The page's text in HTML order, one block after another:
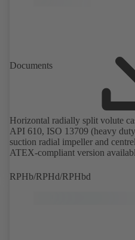
Documents
Horizontal radially split volute
API 610, ISO 13709 (heavy
suction radial impeller and
ATEX-compliant version
RPHb/RPHd/RPHbd